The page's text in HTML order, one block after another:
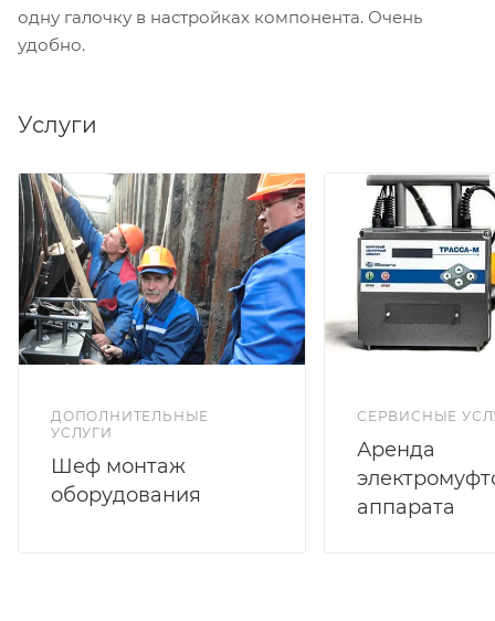
одну галочку в настройках компонента. Очень
удобно.
Услуги
ДОПОЛНИТЕЛЬНЫЕ
УСЛУГИ
Шеф монтаж
оборудования
СЕРВИСНЫЕ
Аренда
аппарата